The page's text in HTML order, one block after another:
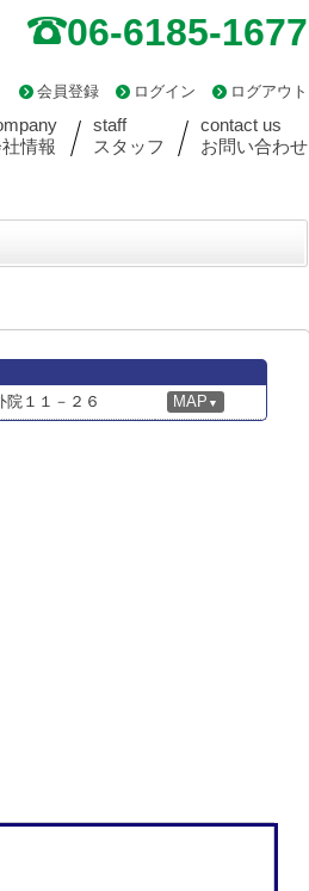
06-6185-1677
ログアウト
ログイン
会員登録
情報
staff
スタッフ
contact us
お問い合わせ
院１１－２６ MAP ▼